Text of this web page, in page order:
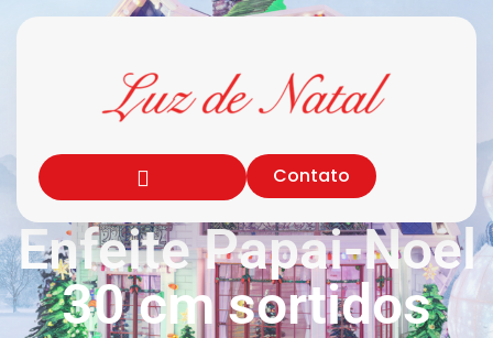
Contato
Enfeite Papai-Noel
30 cm sortidos